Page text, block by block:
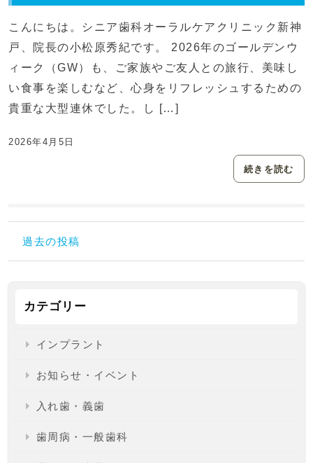
こんにちは。シニア歯科オーラルケアクリニック新神
戸、院長の小松原秀紀です。 2026年のゴールデンウ
ィーク（GW）も、ご家族やご友人との旅行、美味し
い食事を楽しむなど、心身をリフレッシュするための
貴重な大型連休でした。し […]
2026年4月5日
続きを読む
過去の投稿
カテゴリー
インプラント
お知らせ・イベント
入れ歯・義歯
歯周病・一般歯科